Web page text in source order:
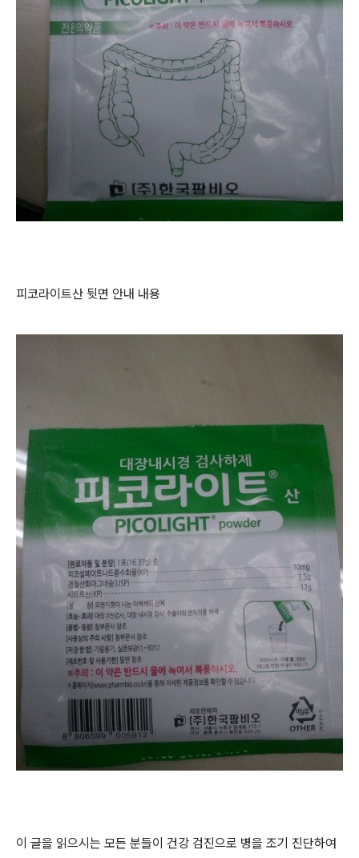
피코라이트산 뒷면 안내 내용
이 글을 읽으시는 모든 분들이 건강 검진으로 병을 조기 진단하여